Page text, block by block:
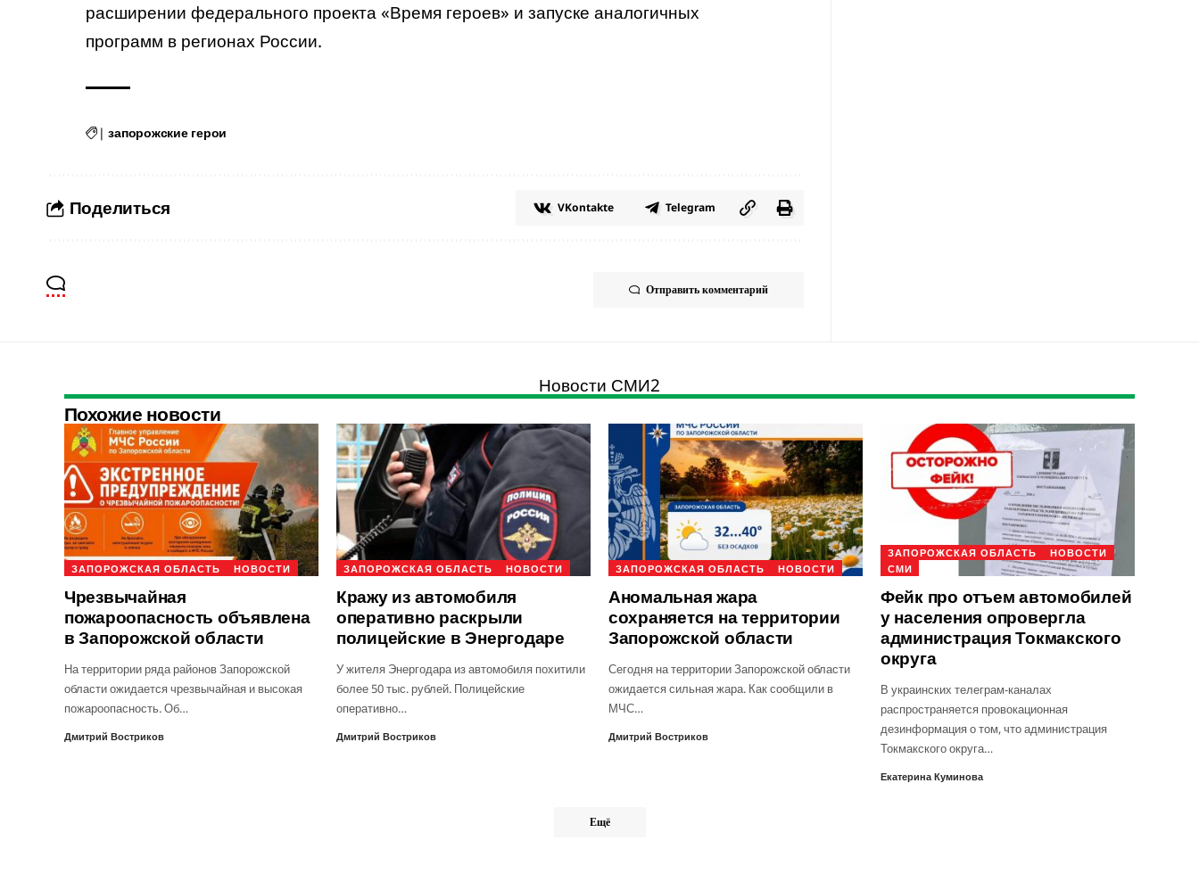
расширении федерального проекта «Время героев» и запуске аналогичных
программ в регионах России.
| запорожские герои
Поделиться VKontakte Telegram
Отправить комментарий
Новости СМИ2
Похожие новости
ЗАПОРОЖСКАЯ ОБЛАСТЬ НОВОСТИ
Чрезвычайная
пожароопасность объявлена
в Запорожской области
На территории ряда районов Запорожской
области ожидается чрезвычайная и высокая
пожароопасность. Об…
Дмитрий Востриков
ЗАПОРОЖСКАЯ ОБЛАСТЬ НОВОСТИ
Кражу из автомобиля
оперативно раскрыли
полицейские в Энергодаре
У жителя Энергодара из автомобиля похитили
более 50 тыс. рублей. Полицейские
оперативно…
Дмитрий Востриков
ЗАПОРОЖСКАЯ ОБЛАСТЬ НОВОСТИ
Аномальная жара
сохраняется на территории
Запорожской области
Сегодня на территории Запорожской области
ожидается сильная жара. Как сообщили в
МЧС…
Дмитрий Востриков
ЗАПОРОЖСКАЯ ОБЛАСТЬ
НОВОСТИ
СМИ
Фейк про отъем автомобилей
у населения опровергла
администрация Токмакского
округа
В украинских телеграм-каналах
распространяется провокационная
дезинформация о том, что администрация
Токмакского округа…
Екатерина Куминова
Ещё